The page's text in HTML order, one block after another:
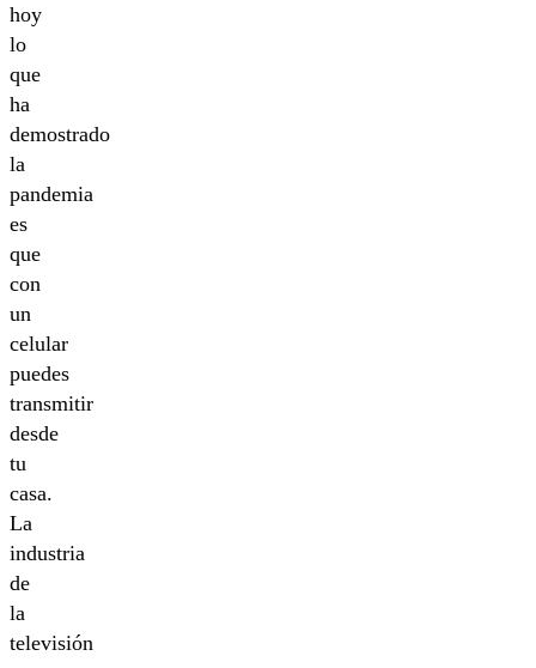
hoy
lo
que
ha
demostrado
la
pandemia
es
que
con
un
celular
puedes
transmitir
desde
tu
casa.
La
industria
de
la
televisión